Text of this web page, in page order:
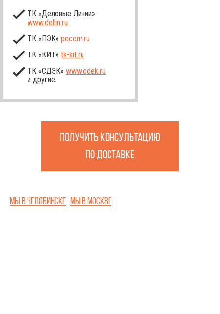
ТК «Деловые Линии»
www.dellin.ru
ТК «ПЭК» pecom.ru
ТК «КИТ» tk-kit.ru
ТК «СДЭК» www.cdek.ru
и другие.
ПОЛУЧИТЬ КОНСУЛЬТАЦИЮ
ПО ДОСТАВКЕ
Мы в Челябинске Мы в Москве